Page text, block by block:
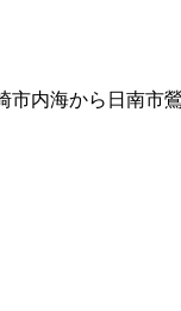
内海から日南市